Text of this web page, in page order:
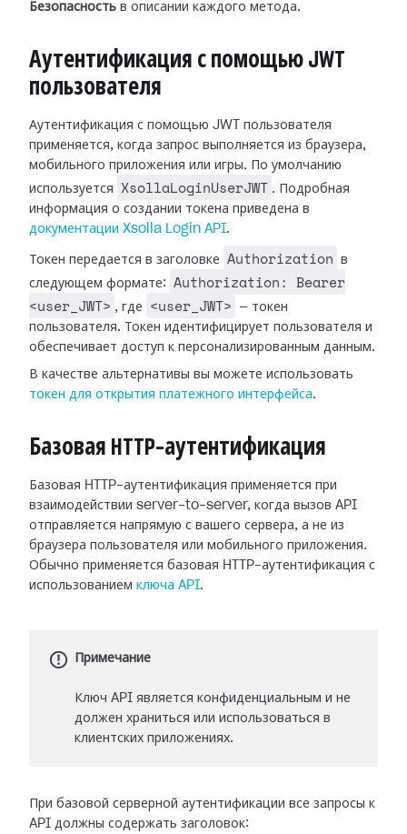
Безопасность в описании каждого метода.
Аутентификация с помощью JWT
пользователя
Аутентификация с помощью JWT пользователя
применяется, когда запрос выполняется из браузера,
мобильного приложения или игры. По умолчанию
используется
XsollaLoginUserJWT . Подробная
информация о создании токена приведена в
документации Xsolla Login API.
Токен передается в заголовке Authorization
в
следующем формате:
Authorization: Bearer
<user_JWT> , где <user_JWT>
— токен
пользователя. Токен идентифицирует пользователя и
обеспечивает доступ к персонализированным данным.
В качестве альтернативы вы можете использовать
токен для открытия платежного интерфейса.
Базовая HTTP-аутентификация
Базовая HTTP-аутентификация применяется при
взаимодействии server-to-server, когда вызов API
отправляется напрямую с вашего сервера, а не из
браузера пользователя или мобильного приложения.
Обычно применяется базовая HTTP-аутентификация с
использованием ключа API.
Примечание
Ключ API является конфиденциальным и не
должен храниться или использоваться в
клиентских приложениях.
При базовой серверной аутентификации все запросы к
API должны содержать заголовок: